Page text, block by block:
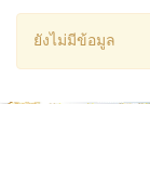
ยังไม่มีข้อมูล